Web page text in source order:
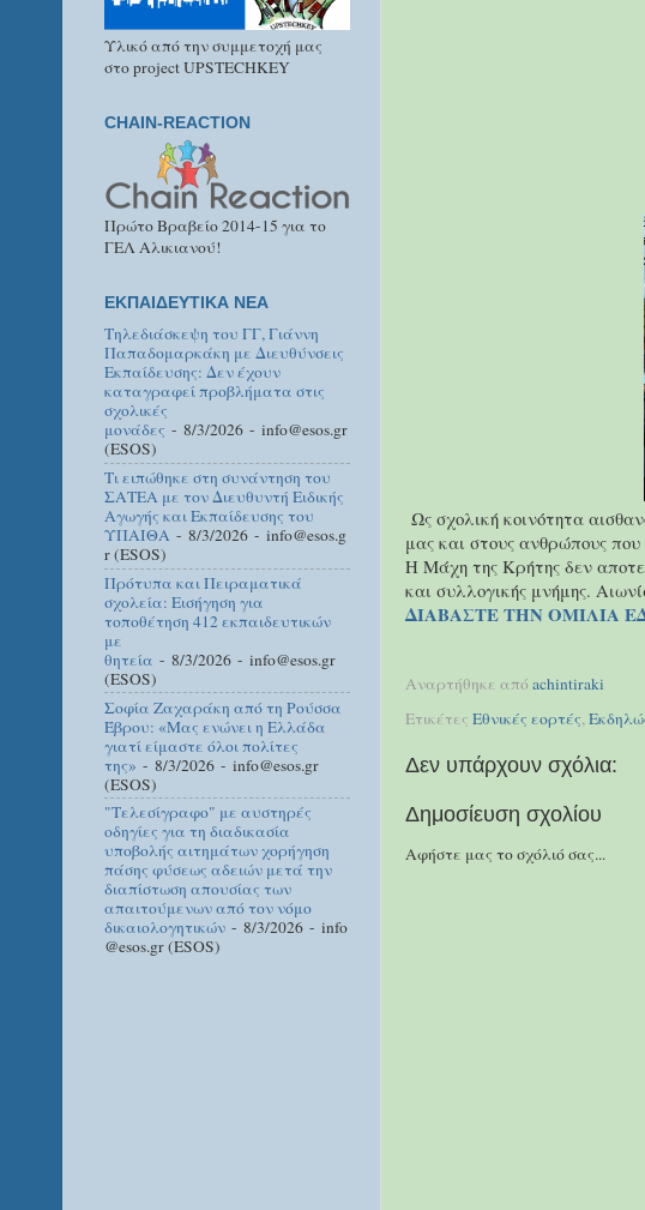
Ως σχολική κοινότητα
μας και στους ανθρώπους
Η Μάχη της Κρήτης δεν
και συλλογικής μνήμης.
ΔΙΑΒΑΣΤΕ ΤΗΝ ΟΜΙΛΙΑ
Αναρτήθηκε από achintiraki
Ετικέτες Εθνικές εορτές,
Δεν υπάρχουν σχόλια:
Δημοσίευση σχολίου
Αφήστε μας το σχόλιό σας...
Υλικό από την συμμετοχή μας
στο project UPSTECHKEY
CHAIN-REACTION
Πρώτο Βραβείο 2014-15 για το
ΓΕΛ Αλικιανού!
ΕΚΠΑΙΔΕΥΤΙΚΑ ΝΕΑ
Τηλεδιάσκεψη του ΓΓ, Γιάννη
Παπαδομαρκάκη με Διευθύνσεις
Εκπαίδευσης: Δεν έχουν
καταγραφεί προβλήματα στις
σχολικές
μονάδες - 8/3/2026 - info@esos.gr
(ESOS)
Τι ειπώθηκε στη συνάντηση του
ΣΑΤΕΑ με τον Διευθυντή Ειδικής
Αγωγής και Εκπαίδευσης του
ΥΠΑΙΘΑ - 8/3/2026 - info@esos.g
r (ESOS)
Πρότυπα και Πειραματικά
σχολεία: Εισήγηση για
τοποθέτηση 412 εκπαιδευτικών
με
θητεία - 8/3/2026 - info@esos.gr
(ESOS)
Σοφία Ζαχαράκη από τη Ρούσσα
Έβρου: «Μας ενώνει η Ελλάδα
γιατί είμαστε όλοι πολίτες
της» - 8/3/2026 - info@esos.gr
(ESOS)
"Τελεσίγραφο" με αυστηρές
οδηγίες για τη διαδικασία
υποβολής αιτημάτων χορήγηση
πάσης φύσεως αδειών μετά την
διαπίστωση απουσίας των
απαιτούμενων από τον νόμο
δικαιολογητικών - 8/3/2026 - info
@esos.gr (ESOS)